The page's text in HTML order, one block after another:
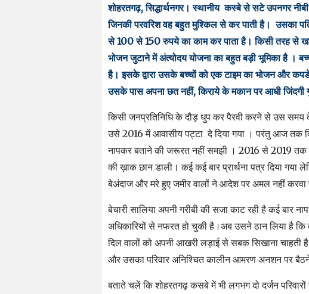
शोहरतगढ़, सिद्धार्थनगर। स्थानीय कस्बे से सटे उपनगर
जिनकी परवरिश वह बहुत मुश्किल से कर पाती है। उसका
से 100 से 150 रुपये का काम कर पाता है। किसी तरह से
भोजन जुटाने में अंत्योदय योजना का बहुत बड़ी भूमिका है । बच्चों
है। इसके द्वारा उसके बच्चों को एक टाइम का भोजन और
उसके पास अपना छत नहीं, किराये के मकान पर आधी जिंदगी
किसी जनप्रतिनिधि के दौड़ धुप कर पैरवी करने से उस समय
उसे 2016 में आवासीय पट्टा दे दिया गया । परंतु आज तक
नापकर बताने की जरूरत नहीं समझी । 2016 से 2019 तक
की ख़ाक छान डाली। कई कई बार प्रार्थना पत्र दिया
बेअंदाज और मरे हुए जमीर वालों ने आदेश पर अमल नहीं करवा
बेचारी सालिया अपनी गरीबी की सजा काट रही है कई बार
अधिकारियों से नफरत हो चुकी है।अब उसने ठान लिया है
दिल वालों को अपनी आखरी लड़ाई से सबक सिखाना चाहती
और उसका परिवार अनिश्चित कालीन आमरण अनशन पर
बताते चलें कि शोहरतगढ़ कसबे में भी लगभग दो दर्जन